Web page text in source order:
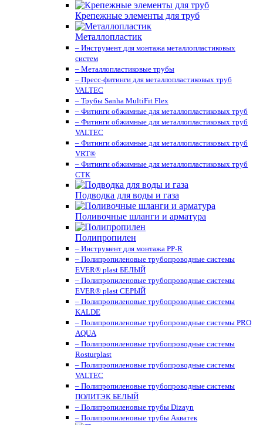
Крепежные элементы для труб
Металлопластик
– Инструмент для монтажа металлопластиковых
систем
– Металлопластиковые трубы
– Пресс-фитинги для металлопластиковых труб
VALTEС
– Трубы Sanha MultiFit Flex
– Фитинги обжимные для металлопластиковых труб
– Фитинги обжимные для металлопластиковых труб
VALTEС
– Фитинги обжимные для металлопластиковых труб
VRT®
– Фитинги обжимные для металлопластиковых труб
СТК
Подводка для воды и газа
Поливочные шланги и арматура
Полипропилен
– Инструмент для монтажа PP-R
– Полипропиленовые трубопроводные системы
EVER® plast БЕЛЫЙ
– Полипропиленовые трубопроводные системы
EVER® plast СЕРЫЙ
– Полипропиленовые трубопроводные системы
KALDE
– Полипропиленовые трубопроводные системы PRO
AQUA
– Полипропиленовые трубопроводные системы
Rosturplast
– Полипропиленовые трубопроводные системы
VALTEC
– Полипропиленовые трубопроводные системы
ПОЛИТЭК БЕЛЫЙ
– Полипропиленовые трубы Dizayn
– Полипропиленовые трубы Акватек